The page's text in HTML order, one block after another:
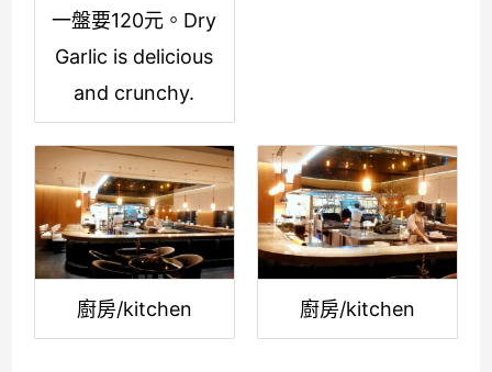
一盤要120元。Dry
Garlic is delicious
and crunchy.
廚房/kitchen 廚房/kitchen